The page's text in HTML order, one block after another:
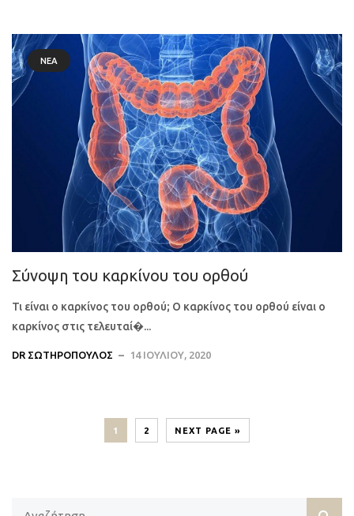
ΝΈΑ
Σύνοψη του καρκίνου του ορθού
Τι είναι ο καρκίνος του ορθού; Ο καρκίνος του ορθού είναι ο
καρκίνος στις τελευταί�...
DR ΣΩΤΗΡΌΠΟΥΛΟΣ 14 ΙΟΥΛΊΟΥ, 2020
1 2 NEXT PAGE »